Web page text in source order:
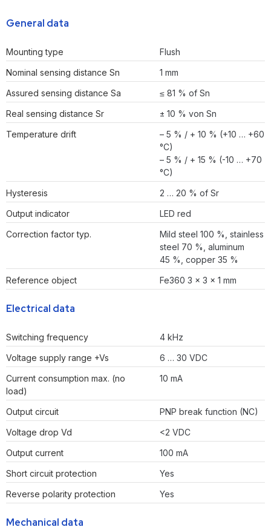
General data
Mounting type
Flush
Nominal sensing distance Sn
1 mm
Assured sensing distance Sa
≤ 81 % of Sn
Real sensing distance Sr
± 10 % von Sn
Temperature drift
– 5 % / + 10 % (+10 … +60
°C)
– 5 % / + 15 % (-10 … +70
°C)
Hysteresis
2 … 20 % of Sr
Output indicator
LED red
Correction factor typ.
Mild steel 100 %, stainless
steel 70 %, aluminum
45 %, copper 35 %
Reference object
Fe360 3 x 3 x 1 mm
Electrical data
Switching frequency
4 kHz
Voltage supply range +Vs
6 … 30 VDC
Current consumption max. (no
load)
10 mA
Output circuit
PNP break function (NC)
Voltage drop Vd
<2 VDC
Output current
100 mA
Short circuit protection
Yes
Reverse polarity protection
Yes
Mechanical data